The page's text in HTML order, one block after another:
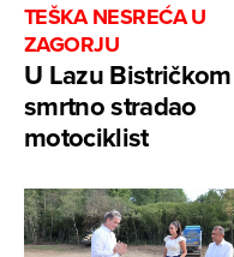
TEŠKA NESREĆA U
ZAGORJU
U Lazu Bistričkom
smrtno stradao
motociklist